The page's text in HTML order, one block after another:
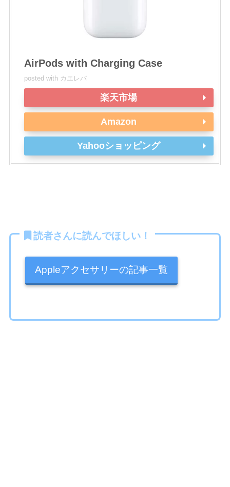
AirPods with Charging Case
posted with カエレバ
楽天市場
Amazon
Yahooショッピング
読者さんに読んでほしい！
Appleアクセサリーの記事一覧